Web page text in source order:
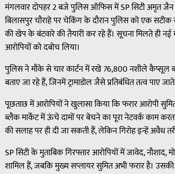
मंगलवार दोपहर 2 बजे पुलिस ऑफिस में SP सिटी अमृत जैन
बिलासपुर चौराहे पर चेकिंग के दौरान पुलिस को एक
की खेप के बंटवारे की तैयारी कर रहे हैं। सूचना मिलते ही
आरोपियों को दबोच लिया।
पुलिस ने मौके से चार कार्टन में रखे 76,800 नशीले कैप्सूल
बताए जा रहे हैं, जिनमें ट्रामाडोल जैसे प्रतिबंधित तत्व पाए
पूछताछ में आरोपियों ने खुलासा किया कि फरार आरोपी
ब्लैक मार्केट में ऊंचे दामों पर बेचने का पूरा नेटवर्क काम
की सलाह पर ही दी जा सकती हैं, लेकिन गिरोह इन्हें अवैध
SP सिटी के मुताबिक गिरफ्तार आरोपियों में जावेद,
शामिल हैं, जबकि मुख्य सप्लायर सुमित अभी फरार है।